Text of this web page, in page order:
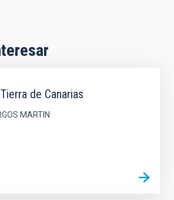
de Canarias
MARTIN